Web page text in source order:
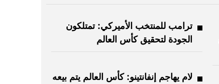
ترامب للمنتخب الأميركي: تمتلكون
الجودة لتحقيق كأس العالم
لام يهاجم إنفانتينو: كأس العالم يتم بيعه